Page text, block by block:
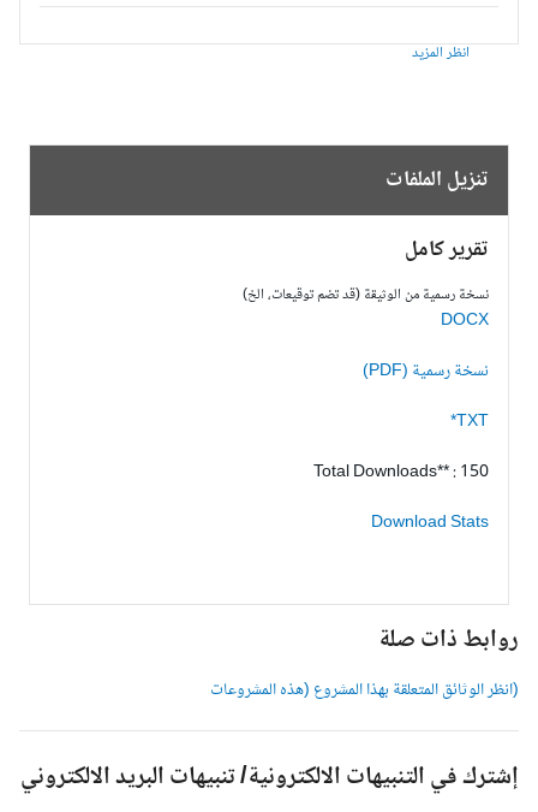
انظر المزيد
تنزيل الملفات
تقرير كامل
نسخة رسمية من الوثيقة (قد تضم توقيعات، الخ)
DOCX
نسخة رسمية (PDF)
TXT*
Total Downloads** : 150
Download Stats
روابط ذات صلة
(انظر الوثائق المتعلقة بهذا المشروع (هذه المشروعات
إشترك في التنبيهات الالكترونية/ تنبيهات البريد الالكتروني